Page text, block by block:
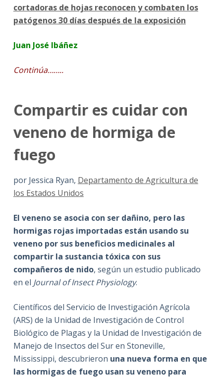
cortadoras de hojas reconocen y combaten los
patógenos 30 días después de la exposición
Juan José Ibáñez
Continúa……..
Compartir es cuidar con
veneno de hormiga de
fuego
por Jessica Ryan, Departamento de Agricultura de
los Estados Unidos
El veneno se asocia con ser dañino, pero las
hormigas rojas importadas están usando su
veneno por sus beneficios medicinales al
compartir la sustancia tóxica con sus
compañeros de nido, según un estudio publicado
en el Journal of Insect Physiology.
Científicos del Servicio de Investigación Agrícola
(ARS) de la Unidad de Investigación de Control
Biológico de Plagas y la Unidad de Investigación de
Manejo de Insectos del Sur en Stoneville,
Mississippi, descubrieron una nueva forma en que
las hormigas de fuego usan su veneno para